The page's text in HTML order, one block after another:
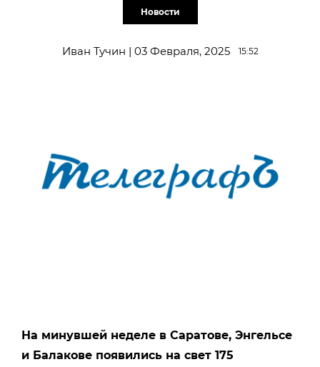
Новости
Иван Тучин | 03 Февраля, 2025 15:52
На минувшей неделе в Саратове, Энгельсе
и Балакове появились на свет 175